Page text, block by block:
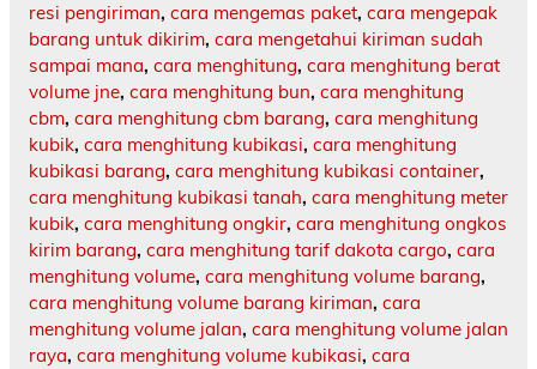
resi pengiriman, cara mengemas paket, cara mengepak
barang untuk dikirim, cara mengetahui kiriman sudah
sampai mana, cara menghitung, cara menghitung berat
volume jne, cara menghitung bun, cara menghitung
cbm, cara menghitung cbm barang, cara menghitung
kubik, cara menghitung kubikasi, cara menghitung
kubikasi barang, cara menghitung kubikasi container,
cara menghitung kubikasi tanah, cara menghitung meter
kubik, cara menghitung ongkir, cara menghitung ongkos
kirim barang, cara menghitung tarif dakota cargo, cara
menghitung volume, cara menghitung volume barang,
cara menghitung volume barang kiriman, cara
menghitung volume jalan, cara menghitung volume jalan
raya, cara menghitung volume kubikasi, cara